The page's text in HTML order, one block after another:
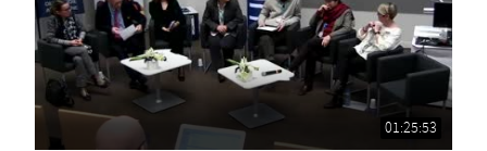
01:25:53